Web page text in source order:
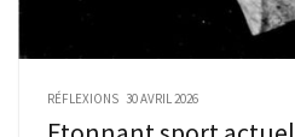
RÉFLEXIONS 30 AVRIL 2026